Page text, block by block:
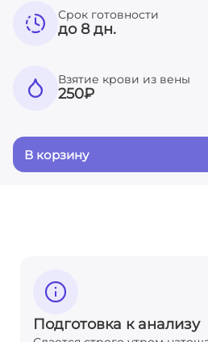
Срок готовности
до 8 дн.
Взятие крови из вены
250₽
В корзину
Подготовка к анализу